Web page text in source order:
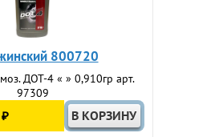
800720
ДОТ-4 « » 0,910гр арт.
97309